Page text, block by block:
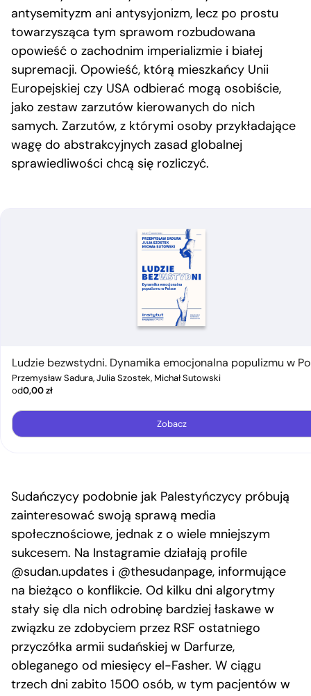
antysemityzm ani antysyjonizm, lecz po prostu
towarzysząca tym sprawom rozbudowana
opowieść o zachodnim imperializmie i białej
supremacji. Opowieść, którą mieszkańcy Unii
Europejskiej czy USA odbierać mogą osobiście,
jako zestaw zarzutów kierowanych do nich
samych. Zarzutów, z którymi osoby przykładające
wagę do abstrakcyjnych zasad globalnej
sprawiedliwości chcą się rozliczyć.
Ludzie bezwstydni. Dynamika emocjonalna populizmu w
Przemysław Sadura, Julia Szostek, Michał Sutowski
od0,00zł
Zobacz
Sudańczycy podobnie jak Palestyńczycy próbują
zainteresować swoją sprawą media
społecznościowe, jednak z o wiele mniejszym
sukcesem. Na Instagramie działają profile
@sudan.updates i @thesudanpage, informujące
na bieżąco o konflikcie. Od kilku dni algorytmy
stały się dla nich odrobinę bardziej łaskawe w
związku ze zdobyciem przez RSF ostatniego
przyczółka armii sudańskiej w Darfurze,
obleganego od miesięcy el-Fasher. W ciągu
trzech dni zabito 1500 osób, w tym pacjentów w